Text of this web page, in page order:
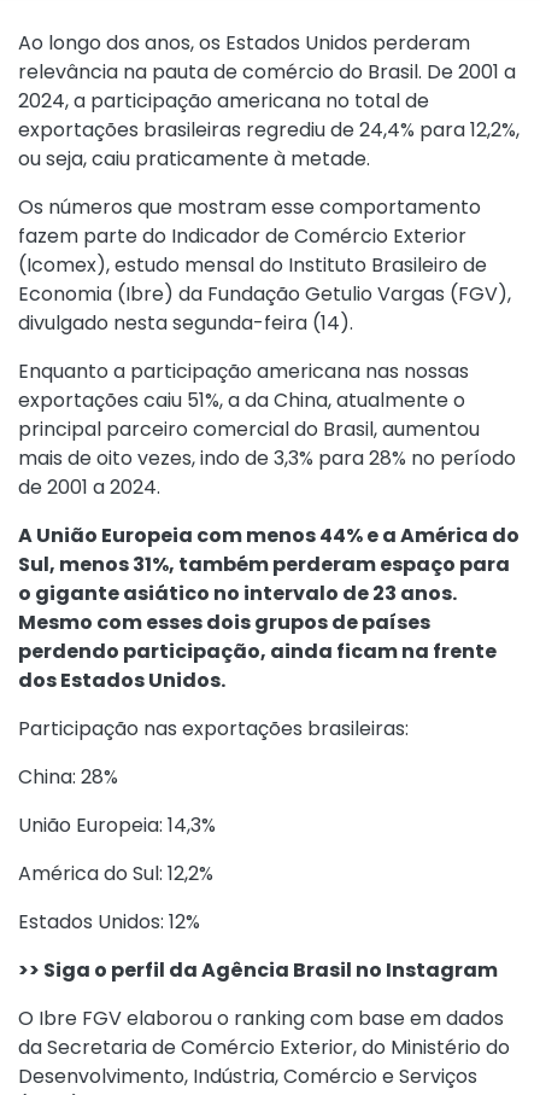
Ao longo dos anos, os Estados Unidos perderam
relevância na pauta de comércio do Brasil. De 2001 a
2024, a participação americana no total de
exportações brasileiras regrediu de 24,4% para 12,2%,
ou seja, caiu praticamente à metade.
Os números que mostram esse comportamento
fazem parte do Indicador de Comércio Exterior
(Icomex), estudo mensal do Instituto Brasileiro de
Economia (Ibre) da Fundação Getulio Vargas (FGV),
divulgado nesta segunda-feira (14).
Enquanto a participação americana nas nossas
exportações caiu 51%, a da China, atualmente o
principal parceiro comercial do Brasil, aumentou
mais de oito vezes, indo de 3,3% para 28% no período
de 2001 a 2024.
A União Europeia com menos 44% e a América do
Sul, menos 31%, também perderam espaço para
o gigante asiático no intervalo de 23 anos.
Mesmo com esses dois grupos de países
perdendo participação, ainda ficam na frente
dos Estados Unidos.
Participação nas exportações brasileiras:
China: 28%
União Europeia: 14,3%
América do Sul: 12,2%
Estados Unidos: 12%
>> Siga o perfil da Agência Brasil no Instagram
O Ibre FGV elaborou o ranking com base em dados
da Secretaria de Comércio Exterior, do Ministério do
Desenvolvimento, Indústria, Comércio e Serviços